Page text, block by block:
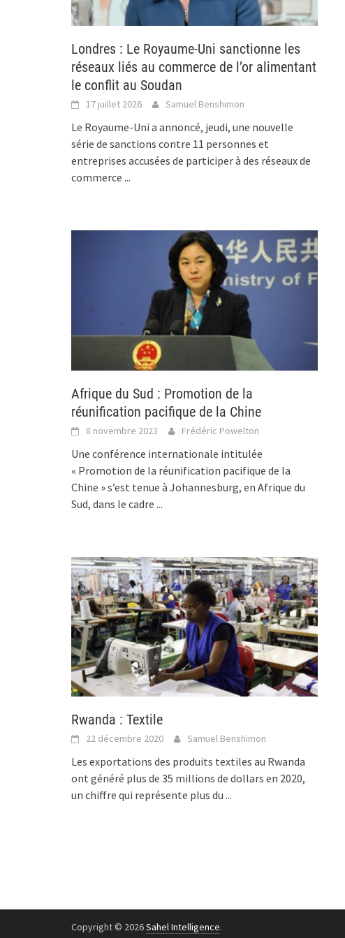
Londres : Le Royaume-Uni sanctionne les
réseaux liés au commerce de l’or alimentant
le conflit au Soudan
17 juillet 2026 Samuel Benshimon
Le Royaume-Uni a annoncé, jeudi, une nouvelle
série de sanctions contre 11 personnes et
entreprises accusées de participer à des réseaux de
commerce ...
Afrique du Sud : Promotion de la
réunification pacifique de la Chine
8 novembre 2023 Frédéric Powelton
Une conférence internationale intitulée
« Promotion de la réunification pacifique de la
Chine » s’est tenue à Johannesburg, en Afrique du
Sud, dans le cadre ...
Rwanda : Textile
22 décembre 2020 Samuel Benshimon
Les exportations des produits textiles au Rwanda
ont généré plus de 35 millions de dollars en 2020,
un chiffre qui représente plus du ...
Copyright © 2026Sahel Intelligence.